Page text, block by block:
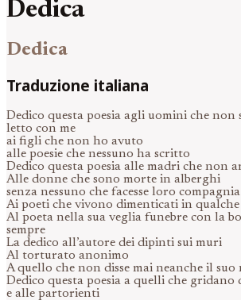
Dedica
Dedica
Traduzione italiana
Dedico questa poesia agli uomini che non
letto con me
ai figli che non ho avuto
alle poesie che nessuno ha scritto
Dedico questa poesia alle madri che non
Alle donne che sono morte in alberghi
senza nessuno che facesse loro compagnia
Ai poeti che vivono dimenticati in
Al poeta nella sua veglia funebre con la
sempre
La dedico all’autore dei dipinti sui muri
Al torturato anonimo
A quello che non disse mai neanche il suo
Dedico questa poesia a quelli che gridano
e alle partorienti